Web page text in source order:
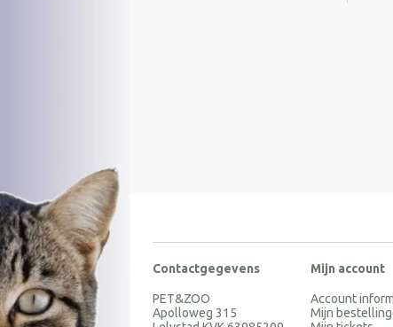
Contactgegevens
PET&ZOO
Apolloweg 315
Mijn account
Account
Mijn